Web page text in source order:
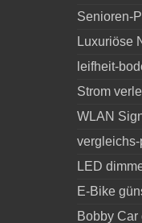
Senioren-
Luxuriöse
leifheit-
Strom
WLAN
LED
E-Bike
Bobby Car